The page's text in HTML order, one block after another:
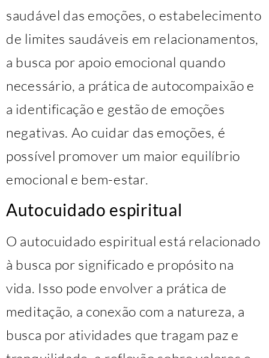
saudável das emoções, o estabelecimento
de limites saudáveis em relacionamentos,
a busca por apoio emocional quando
necessário, a prática de autocompaixão e
a identificação e gestão de emoções
negativas. Ao cuidar das emoções, é
possível promover um maior equilíbrio
emocional e bem-estar.
Autocuidado espiritual
O autocuidado espiritual está relacionado
à busca por significado e propósito na
vida. Isso pode envolver a prática de
meditação, a conexão com a natureza, a
busca por atividades que tragam paz e